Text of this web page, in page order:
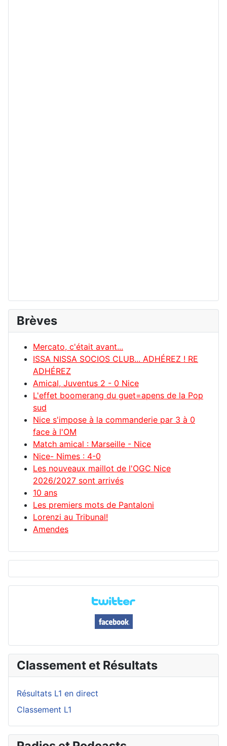
Brèves
Mercato, c'était avant...
ISSA NISSA SOCIOS CLUB... ADHÉREZ ! RE
ADHÉREZ
Amical, Juventus 2 - 0 Nice
L'effet boomerang du guet=apens de la Pop
sud
Nice s'impose à la commanderie par 3 à 0
face à l'OM
Match amical : Marseille - Nice
Nice- Nimes : 4-0
Les nouveaux maillot de l'OGC Nice
2026/2027 sont arrivés
10 ans
Les premiers mots de Pantaloni
Lorenzi au Tribunal!
Amendes
Classement et Résultats
Résultats L1 en direct
Classement L1